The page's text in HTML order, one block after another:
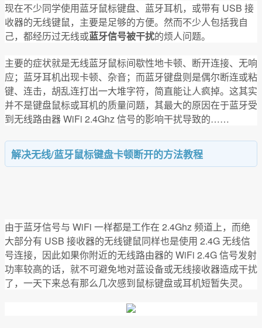
现在不少同学使用蓝牙鼠标键盘、蓝牙耳机，或带有 USB 接
收器的无线键鼠，主要是足够的方便。然而不少人包括我自
己，都经历过无线或蓝牙信号被干扰的烦人问题。
主要的症状就是无线蓝牙鼠标间歇性地卡顿、断开连接、无响
应；蓝牙耳机出现卡顿、杂音；而蓝牙键盘则是偶尔断连或粘
键、连击，胡乱连打出一大堆字符，简直能让人疯掉。这其实
并不是键盘鼠标或耳机的质量问题，其最大的原因在于蓝牙受
到无线路由器 WiFi 2.4Ghz 信号的影响干扰导致的……
解决无线/蓝牙鼠标键盘卡顿断开的方法教程
由于蓝牙信号与 WiFi 一样都是工作在 2.4Ghz 频道上，而绝
大部分有 USB 接收器的无线键鼠同样也是使用 2.4G 无线信
号连接，因此如果你附近的无线路由器的 WiFi 2.4G 信号发射
功率较高的话，就不可避免地对蓝设备或无线接收器造成干扰
了，一天下来总有那么几次感到鼠标键盘或耳机短暂失灵。